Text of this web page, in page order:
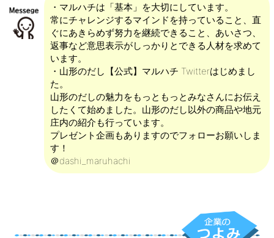
・マルハチは「基本」を大切にしています。
常にチャレンジするマインドを持っていること、直
ぐにあきらめず努力を継続できること、あいさつ、
返事など意思表示がしっかりとできる人材を求めて
います。
・山形のだし【公式】マルハチ Twitterはじめまし
た。
山形のだしの魅力をもっともっとみなさんにお伝え
したくて始めました。山形のだし以外の商品や地元
庄内の紹介も行っています。
プレゼント企画もありますのでフォローお願いしま
す！
＠dashi_maruhachi